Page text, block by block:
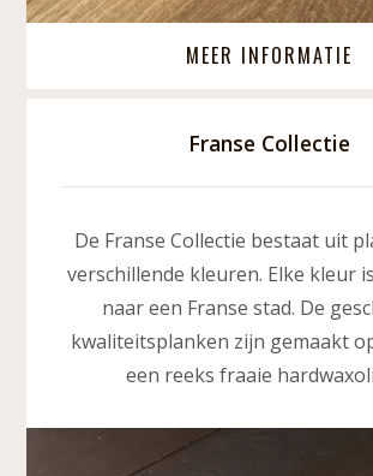
MEER INFORMATIE
Franse Collectie
De Franse Collectie bestaat uit
verschillende kleuren. Elke kleur
naar een Franse stad. De
kwaliteitsplanken zijn gemaakt
een reeks fraaie